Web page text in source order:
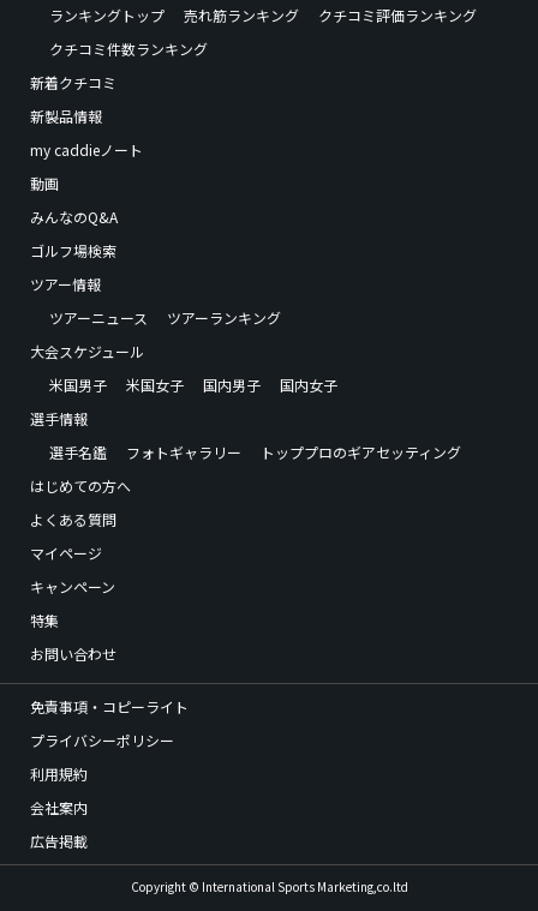
ランキングトップ
売れ筋ランキング
クチコミ評価ランキング
クチコミ件数ランキング
新着クチコミ
新製品情報
my caddieノート
動画
みんなのQ&A
ゴルフ場検索
ツアー情報
ツアーニュース
ツアーランキング
大会スケジュール
米国男子
米国女子 国内男子
国内女子
選手情報
選手名鑑
フォトギャラリー
トッププロのギアセッティング
はじめての方へ
よくある質問
マイページ
キャンペーン
特集
お問い合わせ
免責事項・コピーライト
プライバシーポリシー
利用規約
会社案内
広告掲載
Copyright © International Sports Marketing,co.ltd